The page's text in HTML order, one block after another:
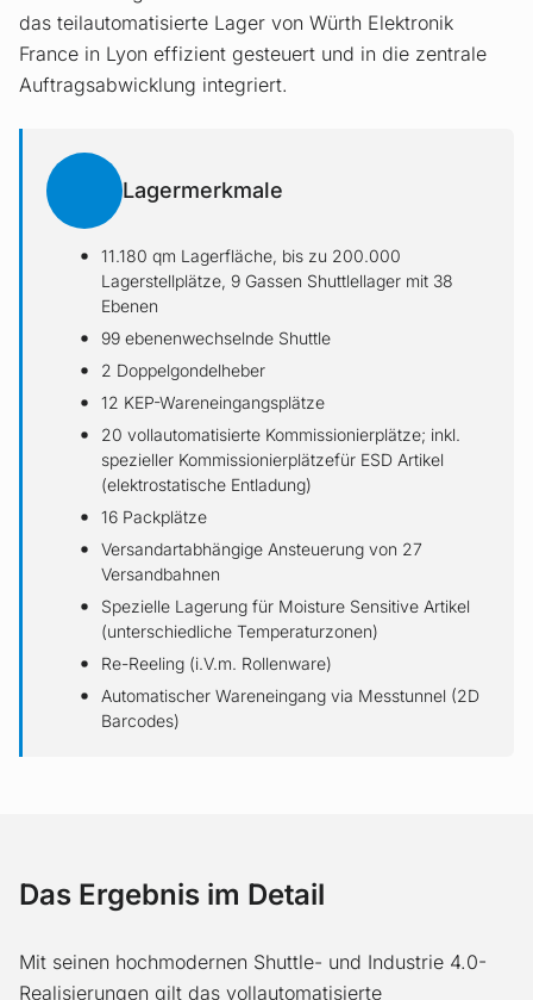
das teil­auto­matisierte Lager von Würth Elektronik
France in Lyon effizient gesteuert und in die zentrale
Auftragsabwicklung integriert.
Lagermerkmale
11.180 qm Lagerfläche, bis zu 200.000
Lagerstellplätze, 9 Gassen Shuttlellager mit 38
Ebenen
99 ebenenwechselnde Shuttle
2 Doppelgondelheber
12 KEP-Wareneingangsplätze
20 vollautomatisierte Kommissionierplätze; inkl.
spezieller Kommissionierplätzefür ESD Artikel
(elektrostatische Entladung)
16 Packplätze
Versandartabhängige Ansteuerung von 27
Versandbahnen
Spezielle Lagerung für Moisture Sensitive Artikel
(unterschiedliche Temperaturzonen)
Re-Reeling (i.V.m. Rollenware)
Automatischer Wareneingang via Messtunnel (2D
Barcodes)
Das Ergebnis im Detail
Mit seinen hochmodernen Shuttle- und Industrie 4.0-
Realisierungen gilt das vollautomatisierte